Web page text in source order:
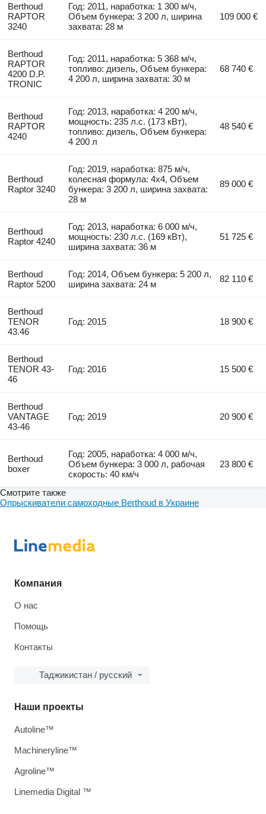
Berthoud
RAPTOR
3240
Год: 2011, наработка: 1 300 м/ч,
Объем бункера: 3 200 л, ширина
захвата: 28 м
109 000 €
Berthoud
RAPTOR
4200 D.P.
TRONIC
Год: 2011, наработка: 5 368 м/ч,
топливо: дизель, Объем бункера:
4 200 л, ширина захвата: 30 м
68 740 €
Berthoud
RAPTOR
4240
Год: 2013, наработка: 4 200 м/ч,
мощность: 235 л.с. (173 кВт),
топливо: дизель, Объем бункера:
4 200 л
48 540 €
Berthoud
Raptor 3240
Год: 2019, наработка: 875 м/ч,
колесная формула: 4x4, Объем
бункера: 3 200 л, ширина захвата:
28 м
89 000 €
Berthoud
Raptor 4240
Год: 2013, наработка: 6 000 м/ч,
мощность: 230 л.с. (169 кВт),
ширина захвата: 36 м
51 725 €
Berthoud
Raptor 5200
Год: 2014, Объем бункера: 5 200 л,
ширина захвата: 24 м
82 110 €
Berthoud
TENOR
43.46
Год: 2015 18 900 €
Berthoud
TENOR 43-
46
Год: 2016 15 500 €
Berthoud
VANTAGE
43-46
Год: 2019 20 900 €
Berthoud
boxer
Год: 2005, наработка: 4 000 м/ч,
Объем бункера: 3 000 л, рабочая
скорость: 40 км/ч
23 800 €
Смотрите также
Опрыскиватели самоходные Berthoud в Украине
Компания
О нас
Помощь
Контакты
Таджикистан / русский
Наши проекты
Autoline™
Machineryline™
Agroline™
Linemedia Digital ™